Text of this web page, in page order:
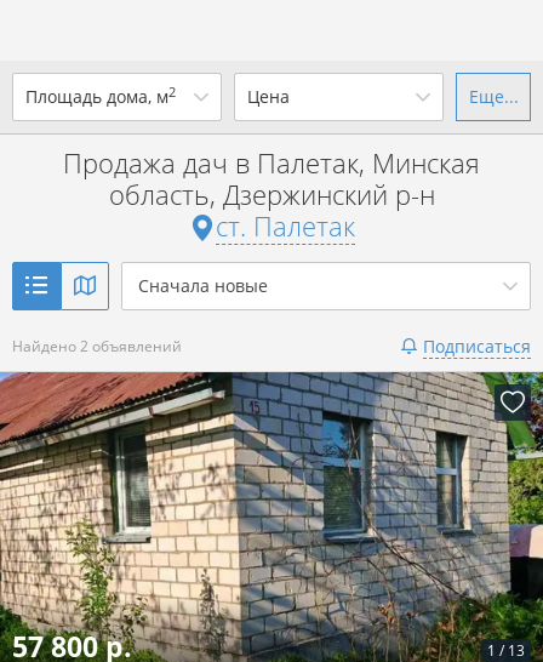
Площадь дома, м2
до
Показать 2 объявления
Цена
от до
р. за всё
Еще...
Продажа дач в Палетак, Минская
область, Дзержинский р-н
ст. Палетак
Сначала новые
Найдено 2 объявлений Подписаться
1 / 13
57 800 р.
Ваш город -ст. Палетак?
Да Выбрать город